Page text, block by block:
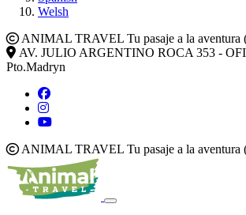
Welsh
ANIMAL TRAVEL Tu pasaje a la aventura
AV. JULIO ARGENTINO ROCA 353 -
Pto.Madryn
ANIMAL TRAVEL Tu pasaje a la aventura